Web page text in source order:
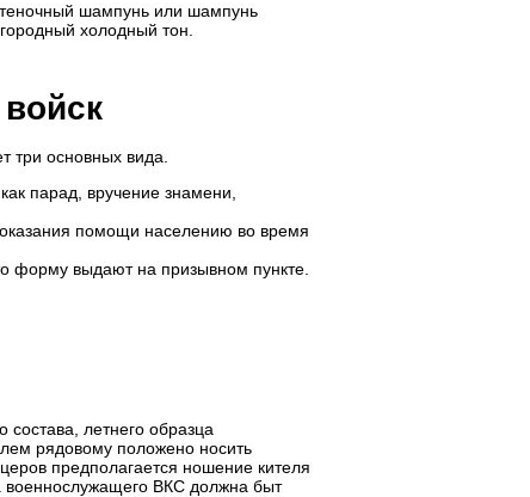
шампунь или шампунь
холодный тон.
три основных вида.
парад, вручение знамени,
помощи населению во время
форму выдают на призывном пункте.
летнего образца
рядовому положено носить
предполагается ношение кителя
военнослужащего ВКС должна быт